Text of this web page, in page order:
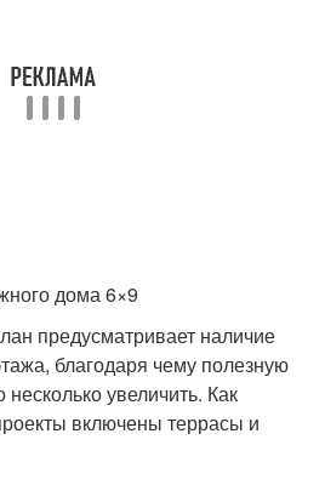
дома 6×9
предусматривает наличие
благодаря чему полезную
увеличить. Как
включены террасы и